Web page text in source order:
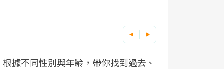
根據不同性別與年齡，帶你找到過去、